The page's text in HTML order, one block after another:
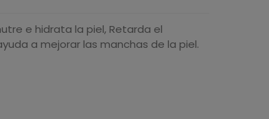
e hidrata la piel, Retarda el
a mejorar las manchas de la piel.